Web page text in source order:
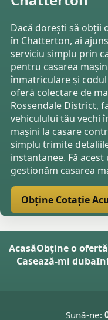
Dacă dorești să obții
în Chatterton, ai
serviciu simplu prin
pentru casarea
înmatriculare și
oferă colectare de
Rossendale District,
vehiculului tău vechi
mașini la casare
simplu trimite
instantanee. Fă acest
gestionăm casarea
Obține Cotație
AcasăObține o ofertă
Casează-mi duba
Sună-ne: